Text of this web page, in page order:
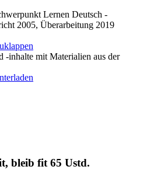
Lernen Deutsch -
2005, Überarbeitung 2019
-inhalte mit Materialien aus der
bleib fit 65 Ustd.